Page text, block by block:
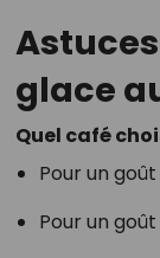
glace
Quel café
Pour un
Pour un